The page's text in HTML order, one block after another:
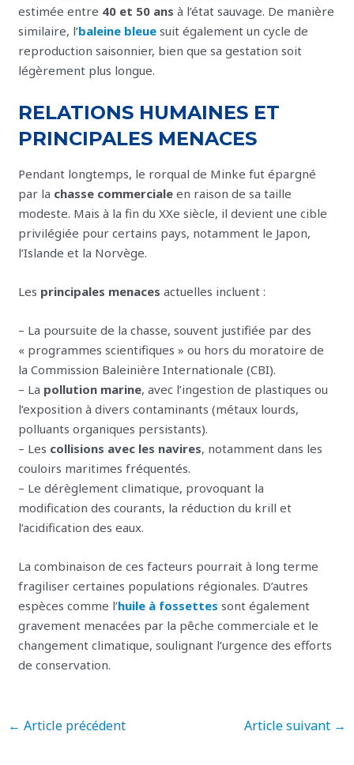
estimée entre 40 et 50 ans à l’état sauvage. De manière
similaire, l’baleine bleue suit également un cycle de
reproduction saisonnier, bien que sa gestation soit
légèrement plus longue.
RELATIONS HUMAINES ET
PRINCIPALES MENACES
Pendant longtemps, le rorqual de Minke fut épargné
par la chasse commerciale en raison de sa taille
modeste. Mais à la fin du XXe siècle, il devient une cible
privilégiée pour certains pays, notamment le Japon,
l’Islande et la Norvège.
Les principales menaces actuelles incluent :
– La poursuite de la chasse, souvent justifiée par des
« programmes scientifiques » ou hors du moratoire de
la Commission Baleinière Internationale (CBI).
– La pollution marine, avec l’ingestion de plastiques ou
l’exposition à divers contaminants (métaux lourds,
polluants organiques persistants).
– Les collisions avec les navires, notamment dans les
couloirs maritimes fréquentés.
– Le dérèglement climatique, provoquant la
modification des courants, la réduction du krill et
l’acidification des eaux.
La combinaison de ces facteurs pourrait à long terme
fragiliser certaines populations régionales. D’autres
espèces comme l’huile à fossettes sont également
gravement menacées par la pêche commerciale et le
changement climatique, soulignant l’urgence des efforts
de conservation.
← Article précédent Article suivant →